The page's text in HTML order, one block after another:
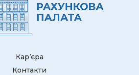
Кар’єра
Контакти